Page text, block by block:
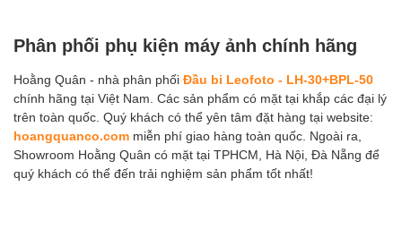
Phân phối phụ kiện máy ảnh chính hãng
Hoằng Quân - nhà phân phối Đầu bi Leofoto - LH-30+BPL-50
chính hãng tại Việt Nam. Các sản phẩm có mặt tại khắp các đại lý
trên toàn quốc. Quý khách có thể yên tâm đặt hàng tại website:
hoangquanco.com miễn phí giao hàng toàn quốc. Ngoài ra,
Showroom Hoằng Quân có mặt tại TPHCM, Hà Nội, Đà Nẵng để
quý khách có thể đến trải nghiệm sản phẩm tốt nhất!